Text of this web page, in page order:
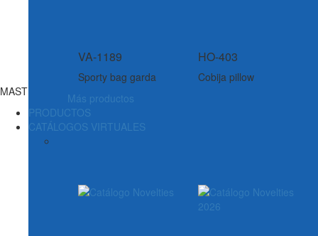
VA-1189
Sporty bag garda
HO-403
Cobija pillow
Más productos
PRODUCTOS
CATÁLOGOS VIRTUALES
MASTERLINE